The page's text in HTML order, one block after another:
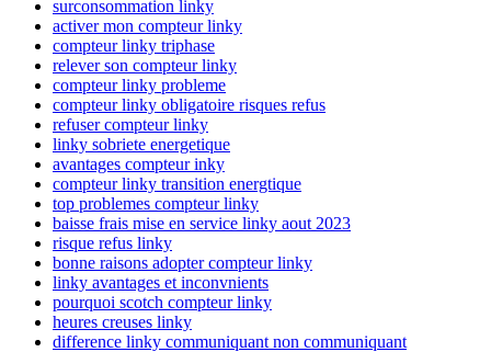
surconsommation linky
activer mon compteur linky
compteur linky triphase
relever son compteur linky
compteur linky probleme
compteur linky obligatoire risques refus
refuser compteur linky
linky sobriete energetique
avantages compteur inky
compteur linky transition energtique
top problemes compteur linky
baisse frais mise en service linky aout 2023
risque refus linky
bonne raisons adopter compteur linky
linky avantages et inconvnients
pourquoi scotch compteur linky
heures creuses linky
difference linky communiquant non communiquant